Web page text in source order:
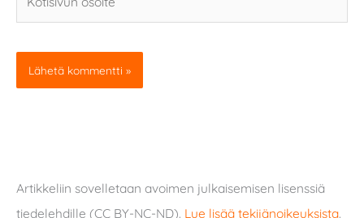
osoite
Artikkeliin sovelletaan avoimen julkaisemisen lisenssiä
tiedelehdille (CC BY-NC-ND). Lue lisää tekijänoikeuksista.